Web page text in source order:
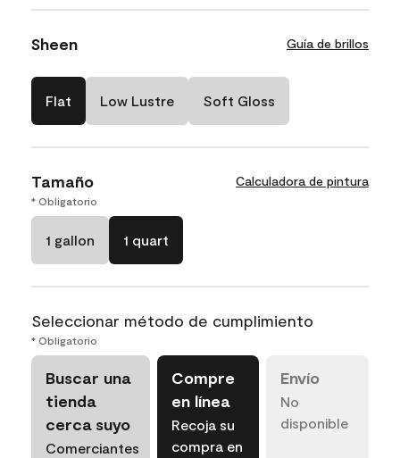
Sheen Guía de brillos
Flat Low Lustre Soft Gloss
Tamaño Calculadora de pintura
* Obligatorio
1 gallon 1 quart
Seleccionar método de cumplimiento
* Obligatorio
Buscar una
tienda
cerca suyo
Comerciantes
Compre
en línea
Recoja su
compra en
Envío
No
disponible